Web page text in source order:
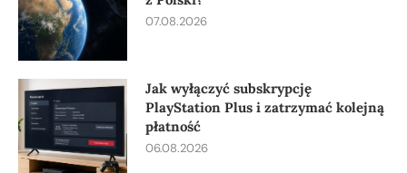
07.08.2026
Jak wyłączyć subskrypcję
PlayStation Plus i zatrzymać kolejną
płatność
06.08.2026